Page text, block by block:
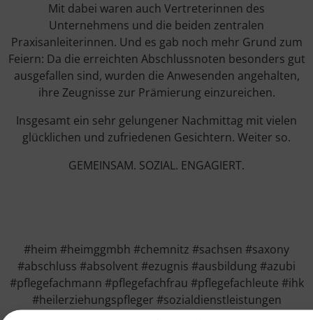
Mit dabei waren auch Vertreterinnen des
Unternehmens und die beiden zentralen
Praxisanleiterinnen. Und es gab noch mehr Grund zum
Feiern: Da die erreichten Abschlussnoten besonders gut
ausgefallen sind, wurden die Anwesenden angehalten,
ihre Zeugnisse zur Prämierung einzureichen.
Insgesamt ein sehr gelungener Nachmittag mit vielen
glücklichen und zufriedenen Gesichtern. Weiter so.
GEMEINSAM. SOZIAL. ENGAGIERT.
#heim #heimggmbh #chemnitz #sachsen #saxony
#abschluss #absolvent #ezugnis #ausbildung #azubi
#pflegefachmann #pflegefachfrau #pflegefachleute #ihk
#heilerziehungspfleger #sozialdienstleistungen